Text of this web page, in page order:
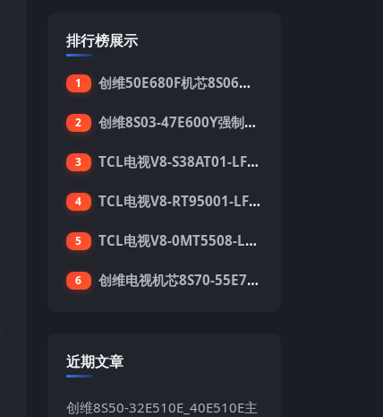
排行榜展示
1 创维50E680F机芯8S06强制升级刷机包
2 创维8S03-47E600Y强制升级软件刷机电视固件包
3 TCL电视V8-S38AT01-LF1V123版本强刷电视固件包下载
4 TCL电视V8-RT95001-LF1V215版本强刷电视固件包下载
5 TCL电视V8-0MT5508-LF1V362版本强刷电视固件包下载
6 创维电视机芯8S70-55E710S系列酷开5.05刷机固件
近期文章
创维8S50-32E510E_40E510E主